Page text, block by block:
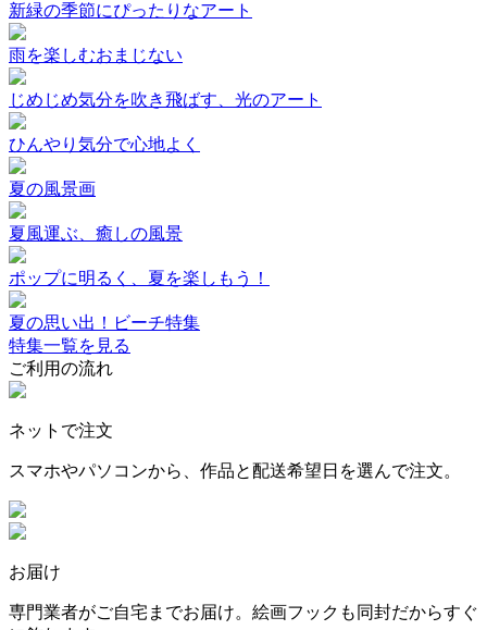
新緑の季節にぴったりなアート
雨を楽しむおまじない
じめじめ気分を吹き飛ばす、光のアート
ひんやり気分で心地よく
夏の風景画
夏風運ぶ、癒しの風景
ポップに明るく、夏を楽しもう！
夏の思い出！ビーチ特集
特集一覧を見る
ご利用の流れ
ネットで注文
スマホやパソコンから、作品と配送希望日を選んで注文。
お届け
専門業者がご自宅までお届け。絵画フックも同封だからすぐ